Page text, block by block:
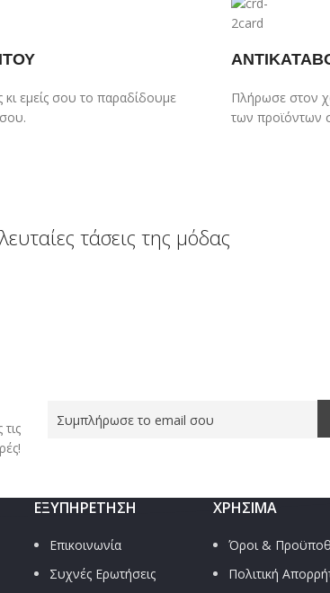
κι εμείς σου το παραδίδουμε
Πλήρωσε στον
των προϊόντων
τάσεις της μόδας
ΕΞΥΠΗΡΈΤΗΣΗ
Επικοινωνία
Συχνές Ερωτήσεις
ΧΡΉΣΙΜΑ
Όροι &
Πολιτική